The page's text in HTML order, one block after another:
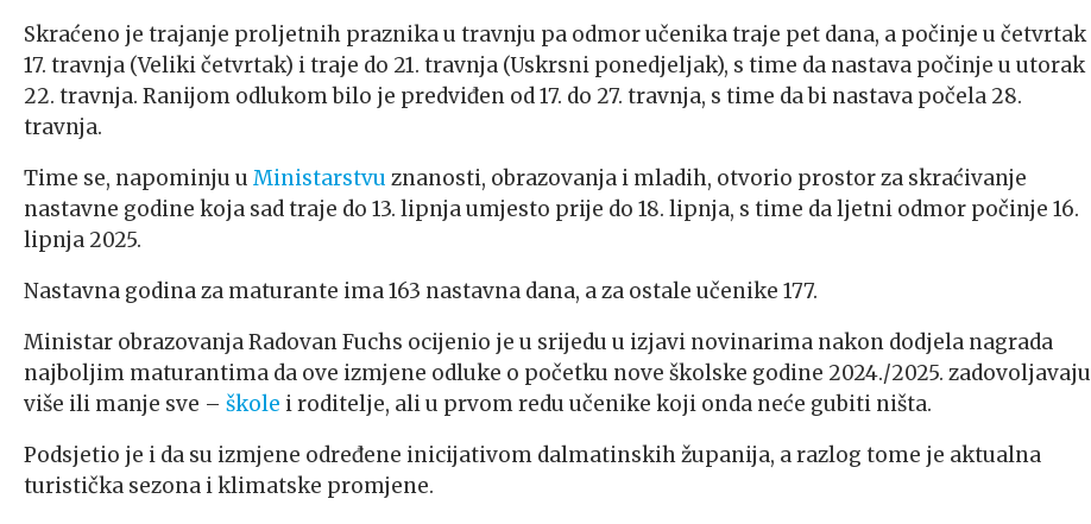
Skraćeno je trajanje proljetnih praznika u travnju pa odmor učenika traje pet dana, a počinje u četvrtak
17. travnja (Veliki četvrtak) i traje do 21. travnja (Uskrsni ponedjeljak), s time da nastava počinje u utorak
22. travnja. Ranijom odlukom bilo je predviđen od 17. do 27. travnja, s time da bi nastava počela 28.
travnja.
Time se, napominju u Ministarstvu znanosti, obrazovanja i mladih, otvorio prostor za skraćivanje
nastavne godine koja sad traje do 13. lipnja umjesto prije do 18. lipnja, s time da ljetni odmor počinje 16.
lipnja 2025.
Nastavna godina za maturante ima 163 nastavna dana, a za ostale učenike 177.
Ministar obrazovanja Radovan Fuchs ocijenio je u srijedu u izjavi novinarima nakon dodjela nagrada
najboljim maturantima da ove izmjene odluke o početku nove školske godine 2024./2025. zadovoljavaju
više ili manje sve – škole i roditelje, ali u prvom redu učenike koji onda neće gubiti ništa.
Podsjetio je i da su izmjene određene inicijativom dalmatinskih županija, a razlog tome je aktualna
turistička sezona i klimatske promjene.